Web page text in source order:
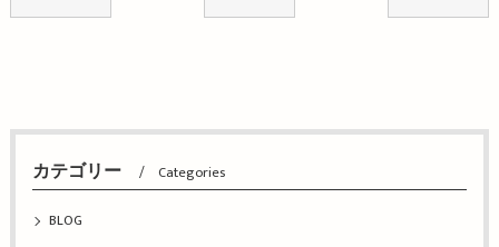
カテゴリー Categories
BLOG